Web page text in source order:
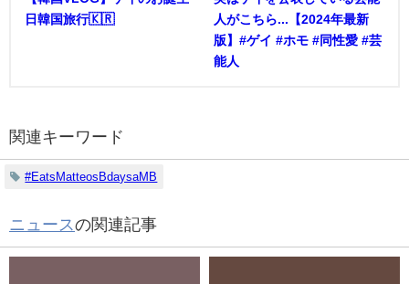
日韓国旅行🇰🇷
人がこちら...【2024年最新
版】#ゲイ #ホモ #同性愛 #芸
能人
関連キーワード
#EatsMatteosBdaysaMB
ニュースの関連記事